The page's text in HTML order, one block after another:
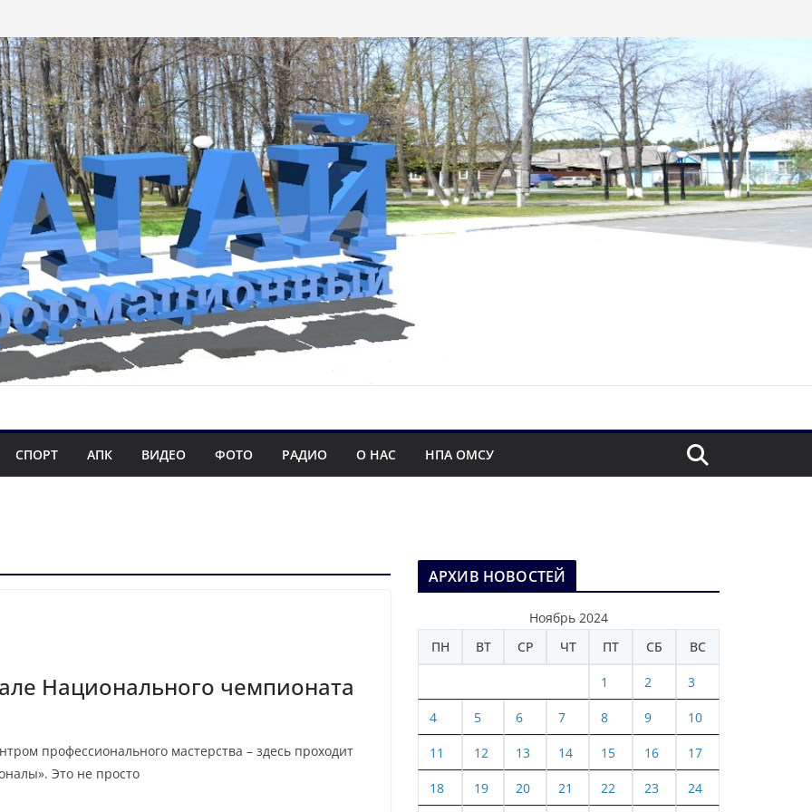
СПОРТ АПК ВИДЕО ФОТО РАДИО О НАС НПА ОМСУ
Национального чемпионата
профессионального мастерства – здесь проходит
Это не просто
АРХИВ НОВОСТЕЙ
Ноябрь 2024
ПН
ВТ СР ЧТ ПТ СБ ВС
1 2 3
4 5 6 7 8 9 10
11 12 13 14 15 16 17
18 19 20 21 22 23 24